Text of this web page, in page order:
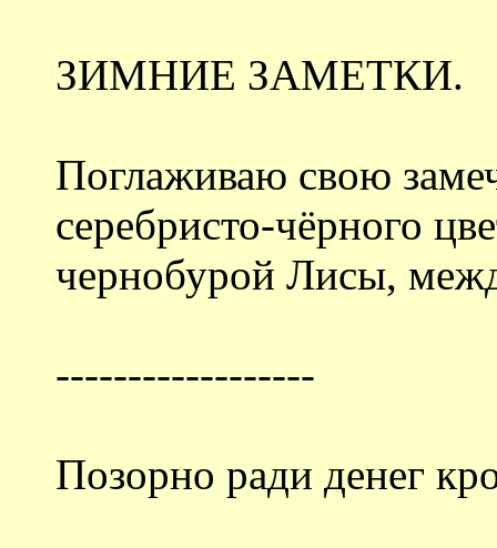
ЗИМНИЕ ЗАМЕТКИ.
Поглаживаю свою
серебристо-чёрного
чернобурой Лисы,
------------------
Позорно ради денег